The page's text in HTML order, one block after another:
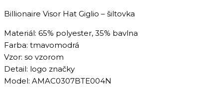
Billionaire Visor Hat Giglio – šiltovka
Materiál: 65% polyester, 35% bavlna
Farba: tmavomodrá
Vzor: so vzorom
Detail: logo značky
Model: AMAC0307BTE004N